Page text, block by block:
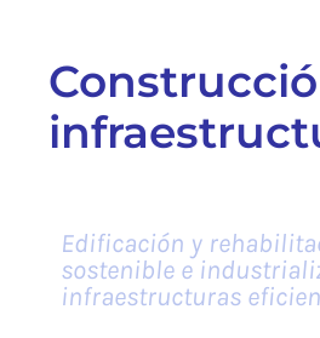
Edificación y
sostenible e
infraestructuras